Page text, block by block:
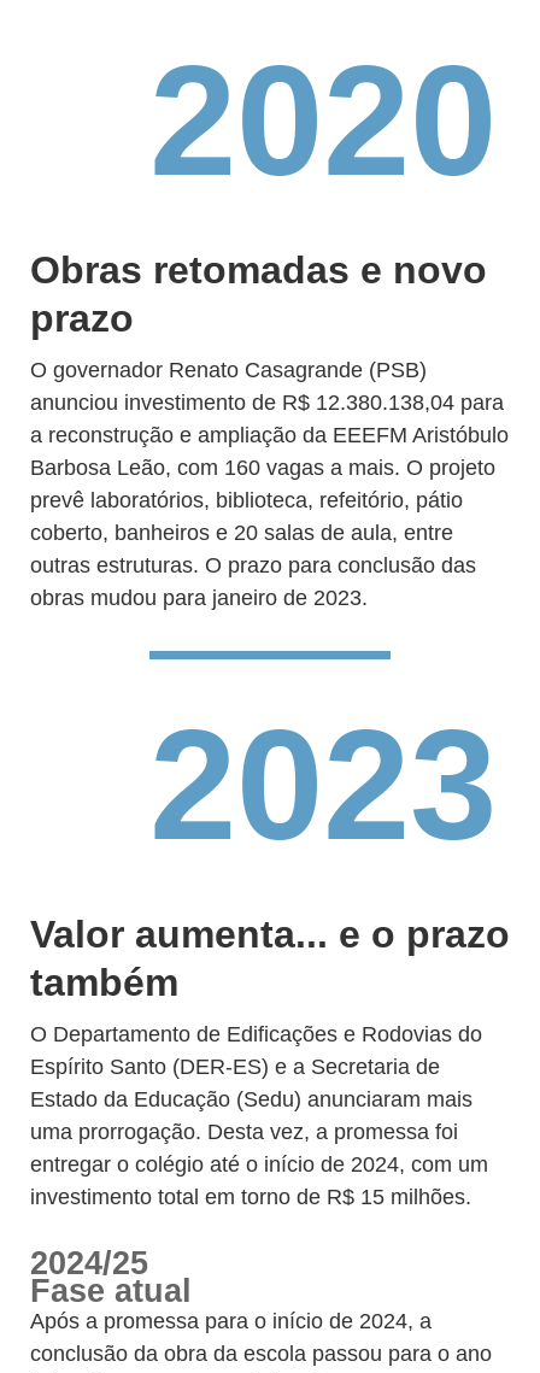
2020
Obras retomadas e novo
prazo
O governador Renato Casagrande (PSB)
anunciou investimento de R$ 12.380.138,04 para
a reconstrução e ampliação da EEEFM Aristóbulo
Barbosa Leão, com 160 vagas a mais. O projeto
prevê laboratórios, biblioteca, refeitório, pátio
coberto, banheiros e 20 salas de aula, entre
outras estruturas. O prazo para conclusão das
obras mudou para janeiro de 2023.
2023
Valor aumenta... e o prazo
também
O Departamento de Edificações e Rodovias do
Espírito Santo (DER-ES) e a Secretaria de
Estado da Educação (Sedu) anunciaram mais
uma prorrogação. Desta vez, a promessa foi
entregar o colégio até o início de 2024, com um
investimento total em torno de R$ 15 milhões.
2024/25
Fase atual
Após a promessa para o início de 2024, a
conclusão da obra da escola passou para o ano